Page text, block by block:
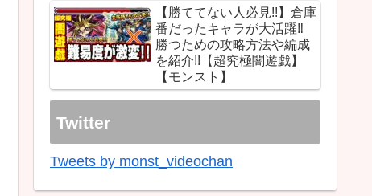
【勝ててない人必見!!】倉庫
番だったキャラが大活躍‼︎
勝つための攻略方法や編成
を紹介!!【超究極闇遊戯】
【モンスト】
Twitter
Tweets by monst_videochan